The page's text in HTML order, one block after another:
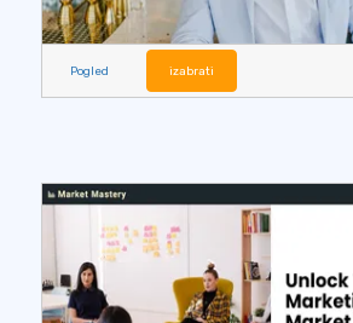
Pogled izabrati